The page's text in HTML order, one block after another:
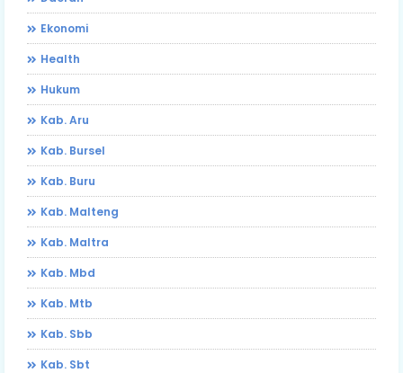
Ekonomi
Health
Hukum
Kab. Aru
Kab. Bursel
Kab. Buru
Kab. Malteng
Kab. Maltra
Kab. Mbd
Kab. Mtb
Kab. Sbb
Kab. Sbt